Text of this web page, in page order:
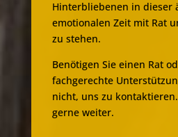
Hinterbliebenen in dieser
emotionalen Zeit mit Rat
zu stehen.
Benötigen Sie einen Rat
fachgerechte
nicht, uns zu
gerne weiter.